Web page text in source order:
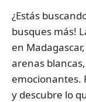
¿Estás
busques más!
en
arenas
emocionantes.
y descubre lo